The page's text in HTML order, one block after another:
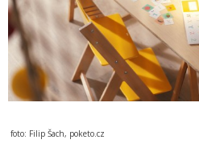
foto: Filip Šach, poketo.cz